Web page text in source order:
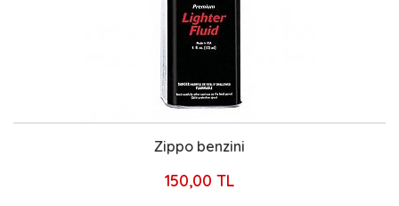
Zippo benzini
150,00 TL